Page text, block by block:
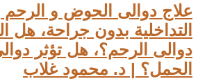
علاج دوالى الحوض و الرحم
التداخلية بدون جراحة، هل
دوالى الرحم؟، هل تؤثر
الحمل؟ | د. محمود غلاب